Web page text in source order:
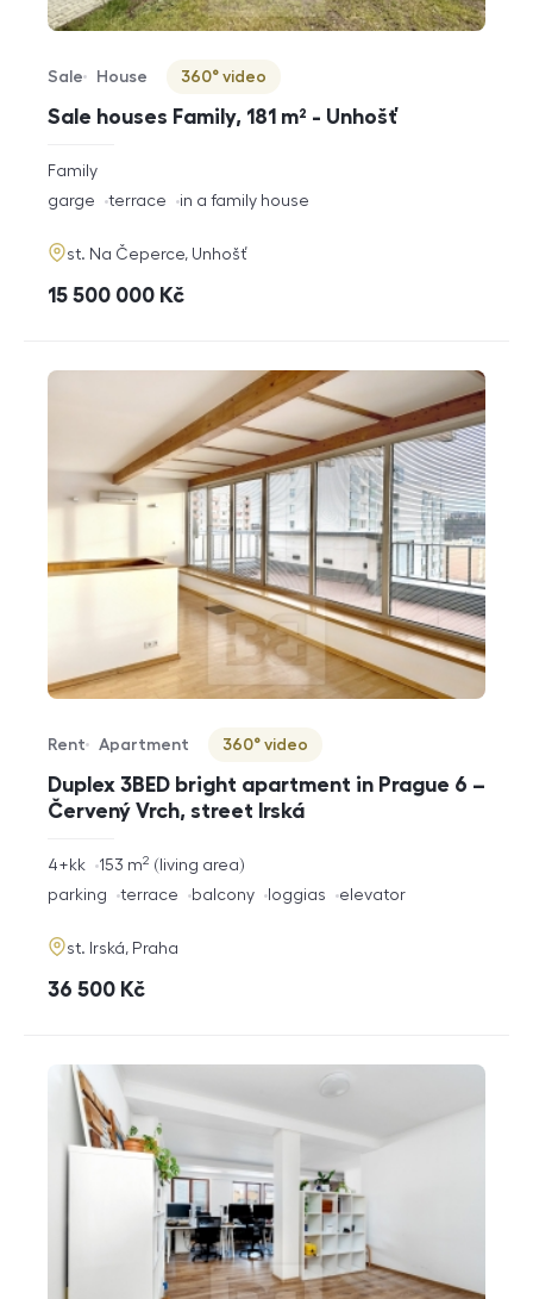
Sale houses Family, 181 m² - Unhošť
Offer type
Sale
Property type
House
Virtuální prohlídka
360° video
rozměry
disposition
Family
funkce
garge terrace in a family house
adresa
st. Na Čeperce, Unhošť
cena
15 500 000 Kč
Duplex 3BED bright apartment in Prague 6 –
Červený Vrch, street Irská
Offer type
Rent
Property type
Apartment
Virtuální prohlídka
360° video
rozměry
4+kk living area
153 m2
funkce
parking terrace balcony loggias elevator
adresa
st. Irská, Praha
cena
36 500 Kč